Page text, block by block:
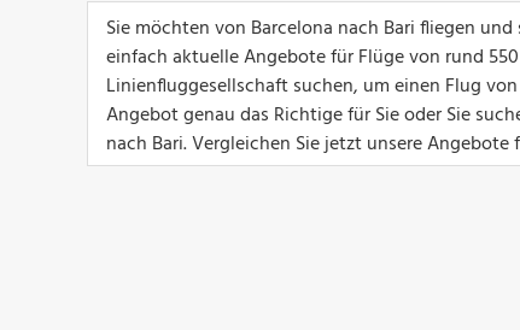
Sie möchten von Barcelona nach Bari fliegen
einfach aktuelle Angebote für Flüge von rund
Linienfluggesellschaft suchen, um einen Flug
Angebot genau das Richtige für Sie oder Sie
nach Bari. Vergleichen Sie jetzt unsere